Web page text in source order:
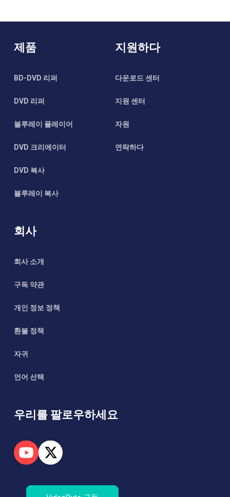
제품
BD-DVD 리퍼
DVD 리퍼
블루레이 플레이어
DVD 크리에이터
DVD 복사
블루레이 복사
지원하다
다운로드 센터
지원 센터
자원
연락하다
회사
회사 소개
구독 약관
개인 정보 정책
환불 정책
자귀
언어 선택
우리를 팔로우하세요